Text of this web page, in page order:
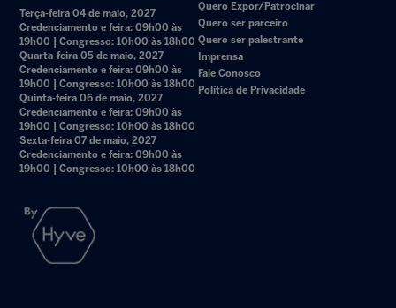
Terça-feira 04 de maio, 2027
Credenciamento e feira: 09h00 às
19h00 | Congresso: 10h00 às 18h00
Quarta-feira 05 de maio, 2027
Credenciamento e feira: 09h00 às
19h00 | Congresso: 10h00 às 18h00
Quinta-feira 06 de maio, 2027
Credenciamento e feira: 09h00 às
19h00 | Congresso: 10h00 às 18h00
Sexta-feira 07 de maio, 2027
Credenciamento e feira: 09h00 às
19h00 | Congresso: 10h00 às 18h00
Quero Expor/Patrocinar
Quero ser parceiro
Quero ser palestrante
Imprensa
Fale Conosco
Política de Privacidade